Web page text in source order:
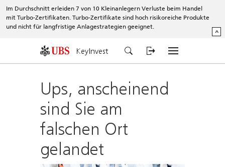
Im Durchschnitt erleiden 7 von 10 Kleinanlegern Verluste beim Handel
mit Turbo-Zertifikaten. Turbo-Zertifikate sind hoch risikoreiche Produkte
und nicht für langfristige Anlagestrategien geeignet.
^
KeyInvest
Ups, anscheinend
sind Sie am
falschen Ort
gelandet